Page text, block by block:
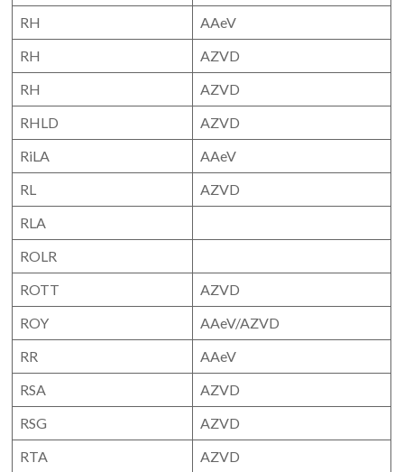
RH
AAeV
RH
AZVD
RH
AZVD
RHLD
AZVD
RiLA
AAeV
RL
AZVD
RLA
ROLR
ROTT
AZVD
ROY
AAeV/AZVD
RR
AAeV
RSA
AZVD
RSG
AZVD
RTA
AZVD